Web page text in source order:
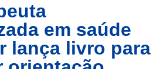
em saúde
lança livro para